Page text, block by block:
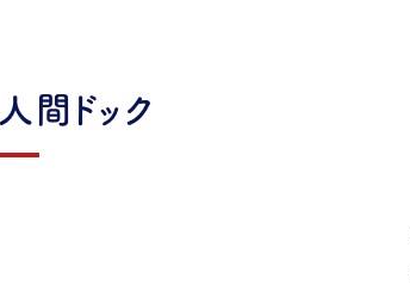
人間ドック